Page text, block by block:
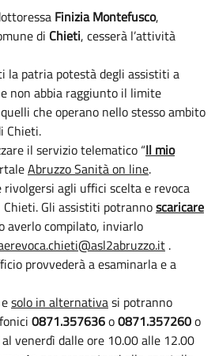
Finizia Montefusco,
di Chieti, cesserà l’attività
la patria potestà degli assistiti a
non abbia raggiunto il limite
che operano nello stesso ambito
Chieti.
il servizio telematico “Il mio
Abruzzo Sanità on line.
agli uffici scelta e revoca
Gli assistiti potrannoscaricare
averlo compilato, inviarlo
.
provvederà a esaminarla e a
solo in alternativasi potranno
0871.357636o0871.357260o
venerdì dalle ore 10.00 alle 12.00